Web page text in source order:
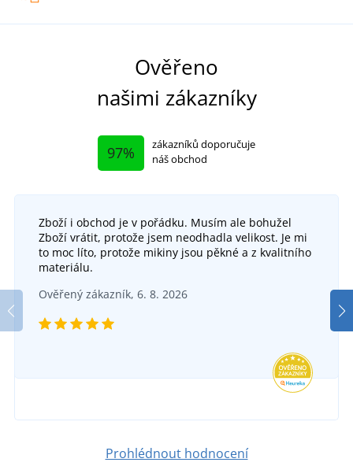
Ověřeno
našimi zákazníky
97%
zákazníků doporučuje
náš obchod
Zboží i obchod je v pořádku. Musím ale bohužel
Zboží vrátit, protože jsem neodhadla velikost. Je mi
to moc líto, protože mikiny jsou pěkné a z kvalitního
materiálu.
Ověřený zákazník, 6. 8. 2026
Prohlédnout hodnocení